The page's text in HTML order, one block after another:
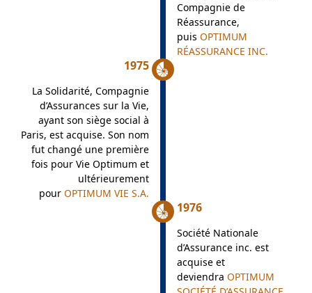
Compagnie de
Réassurance,
puis OPTIMUM
RÉASSURANCE INC.
1975
La Solidarité, Compagnie
d’Assurances sur la Vie,
ayant son siège social à
Paris, est acquise. Son nom
fut changé une première
fois pour Vie Optimum et
ultérieurement
pour OPTIMUM VIE S.A.
1976
Société Nationale
d’Assurance inc. est
acquise et
deviendra OPTIMUM